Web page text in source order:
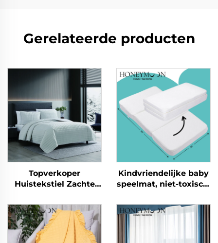
Gerelateerde producten
Topverkoper
Huistekstiel Zachte
Omkeerbare
Slaapkamer
Beddenlinnen Plush
Sherpa Comforter en
Kindvriendelijke baby
speelmat, niet-toxisch,
vouwbaar, speelmat